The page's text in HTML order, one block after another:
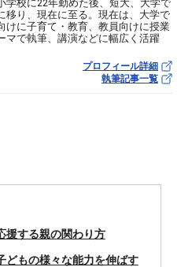
学校に22年勤めた後、短大、大学で
移り、現在に至る。現在は、大学で
けに子育て・教育、教員向けに授業
マで執筆、講演などに幅広く活躍
プロフィール詳細
執筆記事一覧
援する親の関わり方
どもの様々な能力を伸ばす